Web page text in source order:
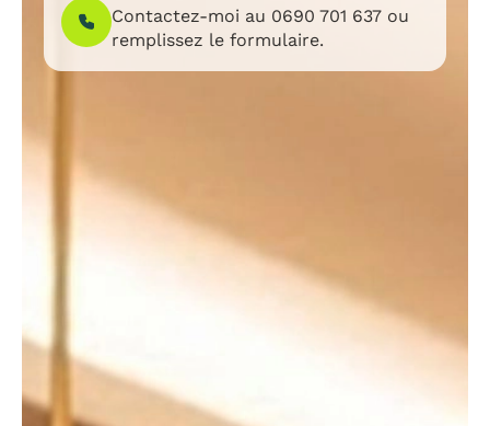
Contactez-moi au 0690 701 637 ou
remplissez le formulaire.